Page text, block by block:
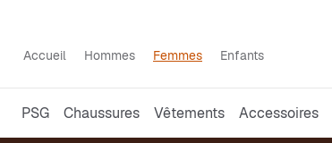
Accueil Hommes Femmes Enfants
PSG Chaussures Vêtements Accessoires